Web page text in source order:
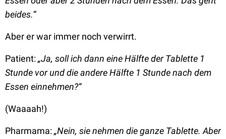
beides.“
Aber er war immer noch verwirrt.
Patient:„Ja, soll ich dann eine Hälfte der Tablette 1
Stunde vor und die andere Hälfte 1 Stunde nach dem
Essen einnehmen?“
(Waaaah!)
Pharmama:„Nein, sie nehmen die ganze Tablette. Aber